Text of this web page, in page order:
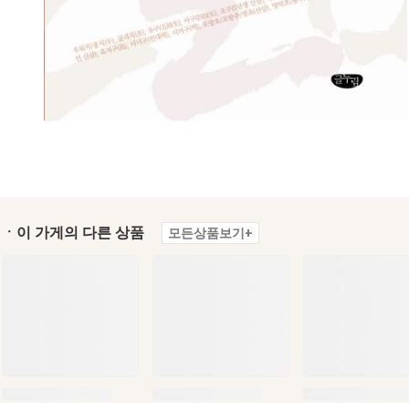
ㆍ이 가게의 다른 상품 모든상품보기+